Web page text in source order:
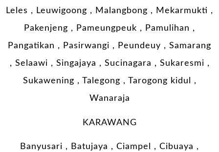
Leles , Leuwigoong , Malangbong , Mekarmukti ,
Pakenjeng , Pameungpeuk , Pamulihan ,
Pangatikan , Pasirwangi , Peundeuy , Samarang
, Selaawi , Singajaya , Sucinagara , Sukaresmi ,
Sukawening , Talegong , Tarogong kidul ,
Wanaraja
KARAWANG
Banyusari , Batujaya , Ciampel , Cibuaya ,